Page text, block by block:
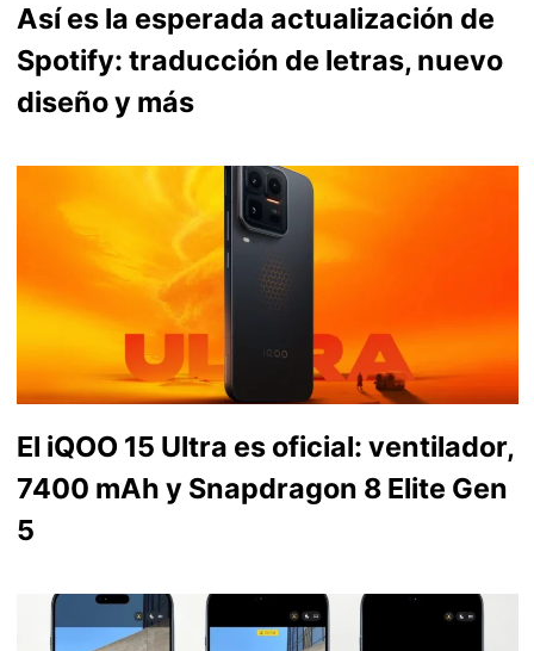
Así es la esperada actualización de
Spotify: traducción de letras, nuevo
diseño y más
El iQOO 15 Ultra es oficial: ventilador,
7400 mAh y Snapdragon 8 Elite Gen
5